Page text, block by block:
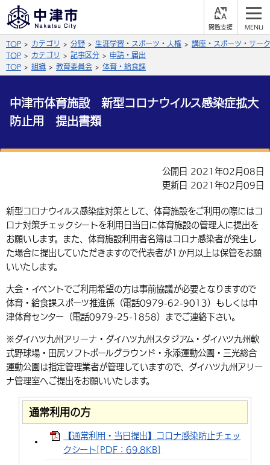
支
N
やさしい日本語
ふりがなをつける
よみあげる
文字の大きさ
拡大 標準
言語を選択
英語（English）
中国語（繁体字） 韓国語（한국어）
公式SNS
Facebook X (Twitter)
サイト内検索
届出・登録・証明 保険・年金
福祉・介護 健康・予防
税金 住宅・インフラ
環境・衛生 生涯学習・スポーツ・人権
選挙 外国人の方向け情報
事業者の方へ
入札・契約 産業・雇用
農林水産業 税金
都市整備
子育て・教育
施設情報
手当・助成 健康・医療
相談・支援・情報 計画・施策
観光・移住
観光なび スポットを探す
遊ぶ・体験する グルメ・食べる
買う・おみやげ 四季のイベント・祭り
移住・定住
市政情報
中津市について 市役所の紹介
地方創生・地域活性化 広報・広聴
行政・計画
TOP カテゴリ 分野 生涯学習・スポーツ・人権
講座・スポーツ・サー
TOP
カテゴリ 記事区分
申請・届出
TOP
組織 教育委員会 体育・給食課
中津市体育施設 新型コロナウイルス感染症拡大
防止用 提出書類
公開日 2021年02月08日
更新日 2021年02月09日
新型コロナウイルス感染症対策として、体育施設をご利用の際にはコ
ロナ対策チェックシートを利用日当日に体育施設の管理人に提出を
お願いします。また、体育施設利用者名簿はコロナ感染者が発生し
た場合に提出していただきますので代表者が1か月以上は保管をお願
いいたします。
大会・イベントでご利用希望の方は事前協議が必要となりますので
体育・給食課スポーツ推進係（電話0979-62-9013）もしくは中
津体育センター（電話0979-25-1858）までご連絡下さい。
※ダイハツ九州アリーナ・ダイハツ九州スタジアム・ダイハツ九州軟
式野球場・田尻ソフトボールグラウンド・永添運動公園・三光総合
運動公園は指定管理業者が管理していますので、ダイハツ九州アリー
ナ管理室へご提出をお願いいたします。
通常利用の方
【通常利用・当日提出】コロナ感染防止チェッ
クシート[PDF：69.8KB]